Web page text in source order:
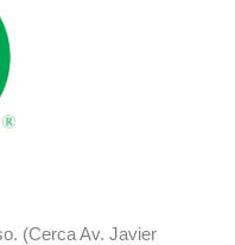
(Cerca Av. Javier